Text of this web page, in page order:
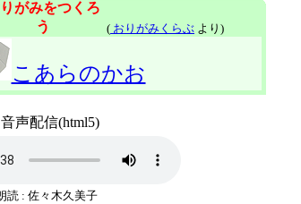
がみをつくろ
う
( おりがみくらぶ より)
こあらのかお
声配信(html5)
読 : 佐々木久美子